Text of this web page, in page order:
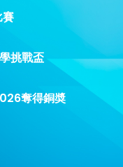
賽
挑戰盃
奪得銅奬